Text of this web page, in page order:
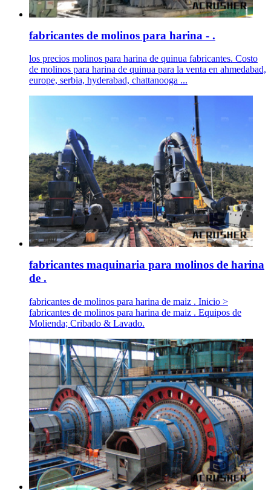
fabricantes de molinos para harina - .
los precios molinos para harina de quinua fabricantes. Costo
de molinos para harina de quinua para la venta en ahmedabad,
europe, serbia, hyderabad, chattanooga ...
fabricantes maquinaria para molinos de harina
de .
fabricantes de molinos para harina de maiz . Inicio >
fabricantes de molinos para harina de maiz . Equipos de
Molienda; Cribado & Lavado.